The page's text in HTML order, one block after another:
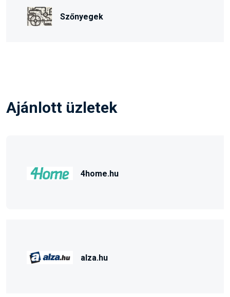
Szőnyegek
Ajánlott üzletek
4home.hu
alza.hu